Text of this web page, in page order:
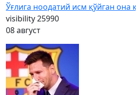
Ўғлига ноодатий исм қўйган она
visibility25990
08 август